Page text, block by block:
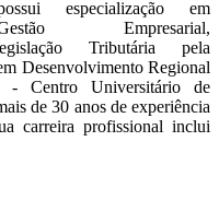
especialização em
Empresarial,
Tributária pela
Desenvolvimento Regional
Centro Universitário de
de 30 anos de experiência
carreira profissional inclui